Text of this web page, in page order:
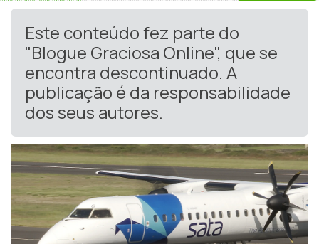
Este conteúdo fez parte do
"Blogue Graciosa Online", que se
encontra descontinuado. A
publicação é da responsabilidade
dos seus autores.